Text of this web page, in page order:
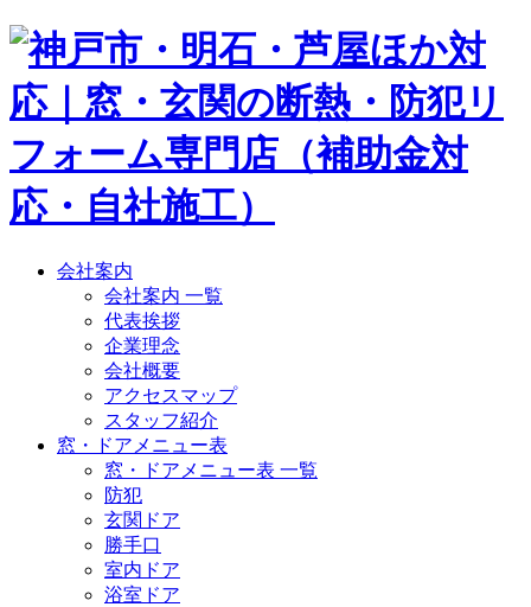
会社案内
会社案内 一覧
代表挨拶
企業理念
会社概要
アクセスマップ
スタッフ紹介
窓・ドアメニュー表
窓・ドアメニュー表 一覧
防犯
玄関ドア
勝手口
室内ドア
浴室ドア